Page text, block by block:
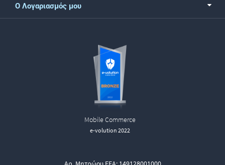
Ο Λογαριασμός μου
Mobile Commerce
e-volution 2022